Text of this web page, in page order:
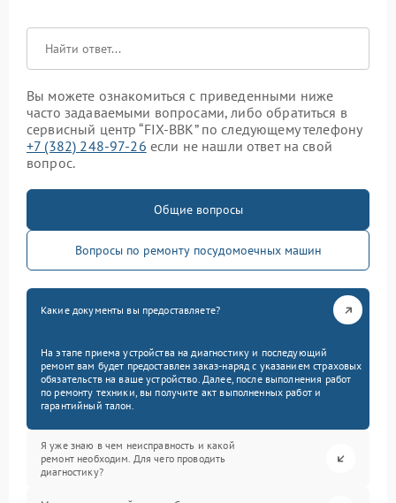
Вы можете ознакомиться с приведенными ниже
часто задаваемыми вопросами, либо обратиться в
сервисный центр “FIX-BBK” по следующему телефону
+7 (382) 248-97-26 если не нашли ответ на свой
вопрос.
Общие вопросы
Вопросы по ремонту посудомоечных машин
Какие документы вы предоставляете?
На этапе приема устройства на диагностику и последующий
ремонт вам будет предоставлен заказ-наряд с указанием страховых
обязательств на ваше устройство. Далее, после выполнения работ
по ремонту техники, вы получите акт выполненных работ и
гарантийный талон.
Я уже знаю в чем неисправность и какой
ремонт необходим. Для чего проводить
диагностику?